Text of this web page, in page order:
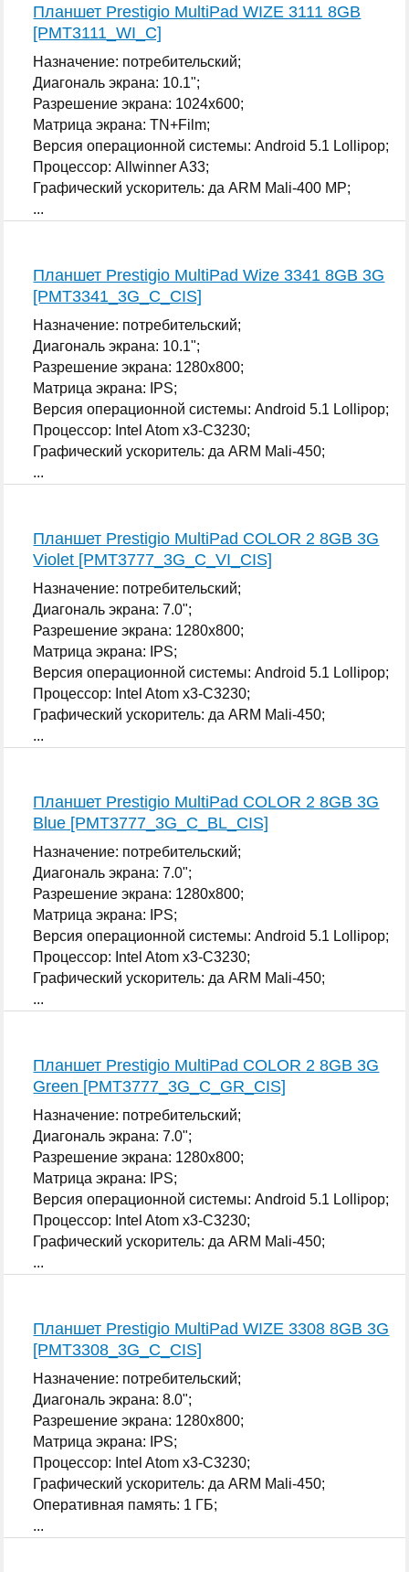
Планшет Prestigio MultiPad WIZE 3111 8GB
[PMT3111_WI_C]
Назначение: потребительский;
Диагональ экрана: 10.1";
Разрешение экрана: 1024x600;
Матрица экрана: TN+Film;
Версия операционной системы: Android 5.1 Lollipop;
Процессор: Allwinner A33;
Графический ускоритель: да ARM Mali-400 MP;
...
Планшет Prestigio MultiPad Wize 3341 8GB 3G
[PMT3341_3G_C_CIS]
Назначение: потребительский;
Диагональ экрана: 10.1";
Разрешение экрана: 1280x800;
Матрица экрана: IPS;
Версия операционной системы: Android 5.1 Lollipop;
Процессор: Intel Atom x3-C3230;
Графический ускоритель: да ARM Mali-450;
...
Планшет Prestigio MultiPad COLOR 2 8GB 3G
Violet [PMT3777_3G_C_VI_CIS]
Назначение: потребительский;
Диагональ экрана: 7.0";
Разрешение экрана: 1280x800;
Матрица экрана: IPS;
Версия операционной системы: Android 5.1 Lollipop;
Процессор: Intel Atom x3-C3230;
Графический ускоритель: да ARM Mali-450;
...
Планшет Prestigio MultiPad COLOR 2 8GB 3G
Blue [PMT3777_3G_C_BL_CIS]
Назначение: потребительский;
Диагональ экрана: 7.0";
Разрешение экрана: 1280x800;
Матрица экрана: IPS;
Версия операционной системы: Android 5.1 Lollipop;
Процессор: Intel Atom x3-C3230;
Графический ускоритель: да ARM Mali-450;
...
Планшет Prestigio MultiPad COLOR 2 8GB 3G
Green [PMT3777_3G_C_GR_CIS]
Назначение: потребительский;
Диагональ экрана: 7.0";
Разрешение экрана: 1280x800;
Матрица экрана: IPS;
Версия операционной системы: Android 5.1 Lollipop;
Процессор: Intel Atom x3-C3230;
Графический ускоритель: да ARM Mali-450;
...
Планшет Prestigio MultiPad WIZE 3308 8GB 3G
[PMT3308_3G_C_CIS]
Назначение: потребительский;
Диагональ экрана: 8.0";
Разрешение экрана: 1280x800;
Матрица экрана: IPS;
Процессор: Intel Atom x3-C3230;
Графический ускоритель: да ARM Mali-450;
Оперативная память: 1 ГБ;
...